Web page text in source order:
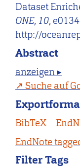
Dataset
ONE, 10,
http://
Abstract
anzeigen ▸
Suche auf
BibTeX
EndNote
Filter Tags